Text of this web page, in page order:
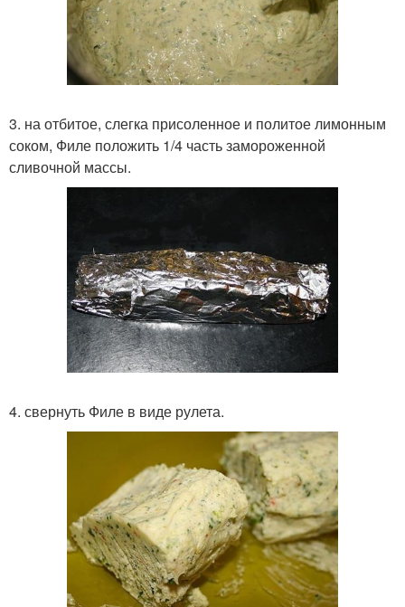
3. на отбитое, слегка присоленное и политое лимонным
соком, Филе положить 1/4 часть замороженной
сливочной массы.
4. свернуть Филе в виде рулета.